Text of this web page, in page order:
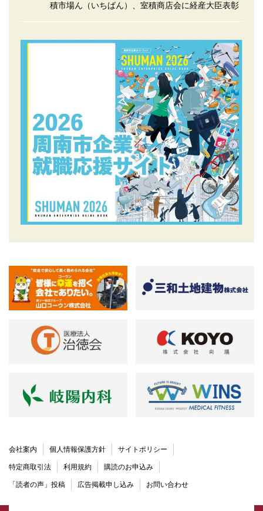
積市場ん（いちばん）、室積商店会に経産大臣表彰
会社案内 個人情報保護方針 サイトポリシー
特定商取引法 利用規約 購読のお申込み
「読者の声」投稿 広告掲載申し込み お問い合わせ